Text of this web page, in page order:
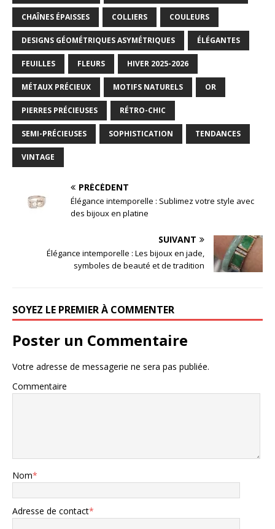
CHAÎNES ÉPAISSES COLLIERS COULEURS
DESIGNS GÉOMÉTRIQUES ASYMÉTRIQUES ÉLÉGANTES
FEUILLES FLEURS HIVER 2025-2026
MÉTAUX PRÉCIEUX MOTIFS NATURELS OR
PIERRES PRÉCIEUSES RÉTRO-CHIC
SEMI-PRÉCIEUSES SOPHISTICATION TENDANCES
VINTAGE
PRÉCÉDENT
Élégance intemporelle : Sublimez votre style avec
des bijoux en platine
SUIVANT
Élégance intemporelle : Les bijoux en jade,
symboles de beauté et de tradition
SOYEZ LE PREMIER À COMMENTER
Poster un Commentaire
Votre adresse de messagerie ne sera pas publiée.
Commentaire
Nom*
Adresse de contact*